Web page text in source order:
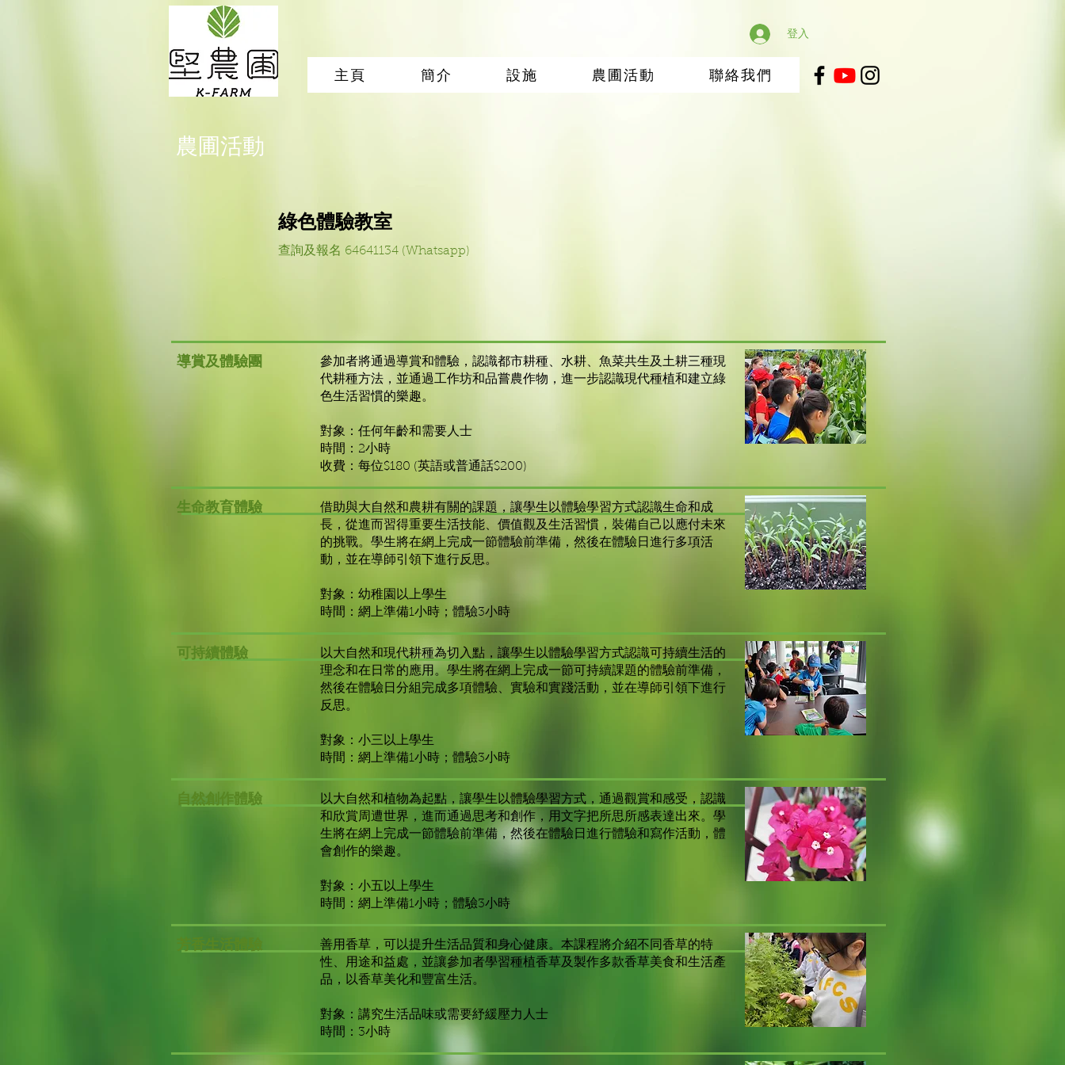
登入
主頁 簡介 設施 農圃活動 聯絡我們
農圃活動
綠色體驗教室
查詢及報名 64641134 (Whatsapp)
導賞及體驗團
參加者將通過導賞和體驗，認識都市耕種、水耕、魚菜共生及土耕三種現
代耕種方法，並通過工作坊和品嘗農作物，進一步認識現代種植和建立綠
色生活習慣的樂趣。
對象：任何年齡和需要人士
時間：2小時
​收費：每位$180 (英語或普通話$200)
生命教育體驗
借助與大自然和農耕有關的課題，讓學生以體驗學習方式認識生命和成
長，從進而習得重要生活技能、價值觀及生活習慣，裝備自己以應付未來
的挑戰。學生將在網上完成一節體驗前準備，然後在體驗日進行多項活
動，並在導師引領下進行反思。
對象：幼稚園以上學生
時間：網上準備1小時；體驗3小時
可持續體驗
以大自然和現代耕種為切入點，讓學生以體驗學習方式認識可持續生活的
理念和在日常的應用。學生將在網上完成一節可持續課題的體驗前準備，
然後在體驗日分組完成多項體驗、實驗和實踐活動，並在導師引領下進行
反思。
對象：小三以上學生
時間：網上準備1小時；體驗3小時
自然創作體驗
以大自然和植物為起點，讓學生以體驗學習方式，通過觀賞和感受，認識
和欣賞周遭世界，進而通過思考和創作，用文字把所思所感表達出來。學
生將在網上完成一節體驗前準備，然後在體驗日進行體驗和寫作活動，體
會創作的樂趣。
對象：小五以上學生
時間：網上準備1小時；體驗3小時
善用香草，可以提升生活品質和身心健康。本課程將介紹不同香草的特
性、用途和益處，並讓參加者學習種植香草及製作多款香草美食和生活產
品，以香草美化和豐富生活。
對象：講究生活品味或需要紓緩壓力人士
時間：3小時